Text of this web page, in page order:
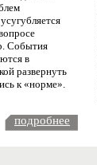
События
в
развернуть
к «норме».
подробнее